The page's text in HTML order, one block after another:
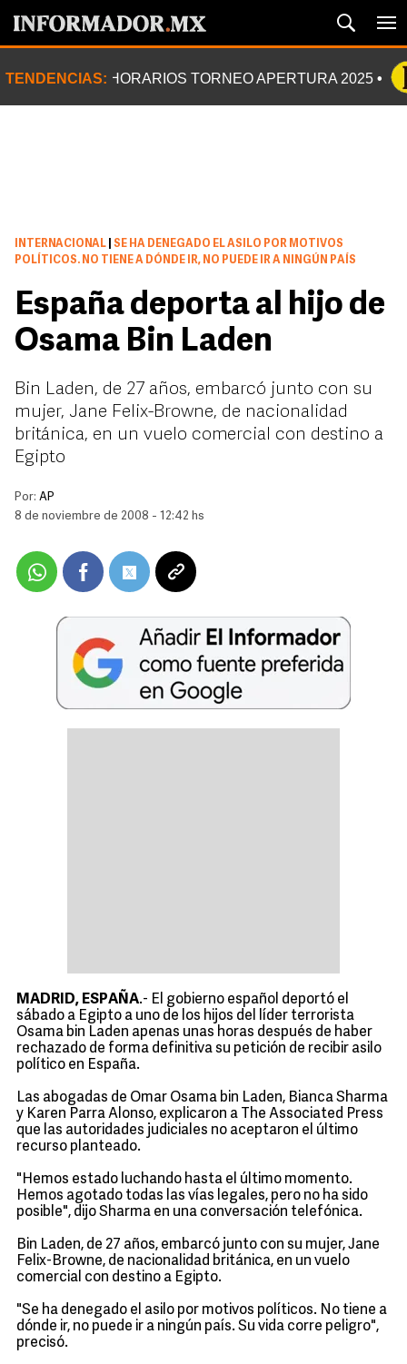
TENDENCIAS: HORARIOS TORNEO APERTURA 2025
INTERNACIONAL
SE HA DENEGADO EL ASILO POR MOTIVOS
POLÍTICOS. NO TIENE A DÓNDE IR, NO PUEDE IR A NINGÚN PAÍS
España deporta al hijo de
Osama Bin Laden
Bin Laden, de 27 años, embarcó junto con su
mujer, Jane Felix-Browne, de nacionalidad
británica, en un vuelo comercial con destino a
Egipto
Por: AP
8 de noviembre de 2008 - 12:42 hs
MADRID, ESPAÑA.- El gobierno español deportó el
sábado a Egipto a uno de los hijos del líder terrorista
Osama bin Laden apenas unas horas después de haber
rechazado de forma definitiva su petición de recibir asilo
político en España.
Las abogadas de Omar Osama bin Laden, Bianca Sharma
y Karen Parra Alonso, explicaron a The Associated Press
que las autoridades judiciales no aceptaron el último
recurso planteado.
"Hemos estado luchando hasta el último momento.
Hemos agotado todas las vías legales, pero no ha sido
posible", dijo Sharma en una conversación telefónica.
Bin Laden, de 27 años, embarcó junto con su mujer, Jane
Felix-Browne, de nacionalidad británica, en un vuelo
comercial con destino a Egipto.
"Se ha denegado el asilo por motivos políticos. No tiene a
dónde ir, no puede ir a ningún país. Su vida corre peligro",
precisó.